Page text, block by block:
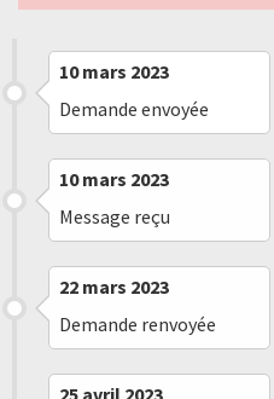
10 mars 2023
Demande envoyée
10 mars 2023
Message reçu
22 mars 2023
Demande renvoyée
25 avril 2023